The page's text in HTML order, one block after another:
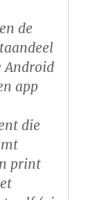
de
Android
app
die
print